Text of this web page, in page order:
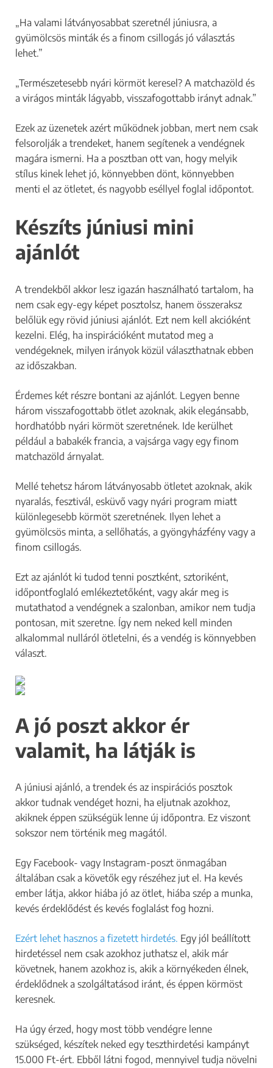
„Ha valami látványosabbat szeretnél júniusra, a
gyümölcsös minták és a finom csillogás jó választás
lehet.”
„Természetesebb nyári körmöt keresel? A matchazöld és
a virágos minták lágyabb, visszafogottabb irányt adnak.”
Ezek az üzenetek azért működnek jobban, mert nem csak
felsorolják a trendeket, hanem segítenek a vendégnek
magára ismerni. Ha a posztban ott van, hogy melyik
stílus kinek lehet jó, könnyebben dönt, könnyebben
menti el az ötletet, és nagyobb eséllyel foglal időpontot.
Készíts júniusi mini
ajánlót
A trendekből akkor lesz igazán használható tartalom, ha
nem csak egy-egy képet posztolsz, hanem összeraksz
belőlük egy rövid júniusi ajánlót. Ezt nem kell akcióként
kezelni. Elég, ha inspirációként mutatod meg a
vendégeknek, milyen irányok közül választhatnak ebben
az időszakban.
Érdemes két részre bontani az ajánlót. Legyen benne
három visszafogottabb ötlet azoknak, akik elegánsabb,
hordhatóbb nyári körmöt szeretnének. Ide kerülhet
például a babakék francia, a vajsárga vagy egy finom
matchazöld árnyalat.
Mellé tehetsz három látványosabb ötletet azoknak, akik
nyaralás, fesztivál, esküvő vagy nyári program miatt
különlegesebb körmöt szeretnének. Ilyen lehet a
gyümölcsös minta, a sellőhatás, a gyöngyházfény vagy a
finom csillogás.
Ezt az ajánlót ki tudod tenni posztként, sztoriként,
időpontfoglaló emlékeztetőként, vagy akár meg is
mutathatod a vendégnek a szalonban, amikor nem tudja
pontosan, mit szeretne. Így nem neked kell minden
alkalommal nulláról ötletelni, és a vendég is könnyebben
választ.
A jó poszt akkor ér
valamit, ha látják is
A júniusi ajánló, a trendek és az inspirációs posztok
akkor tudnak vendéget hozni, ha eljutnak azokhoz,
akiknek éppen szükségük lenne új időpontra. Ez viszont
sokszor nem történik meg magától.
Egy Facebook- vagy Instagram-poszt önmagában
általában csak a követők egy részéhez jut el. Ha kevés
ember látja, akkor hiába jó az ötlet, hiába szép a munka,
kevés érdeklődést és kevés foglalást fog hozni.
Ezért lehet hasznos a fizetett hirdetés. Egy jól beállított
hirdetéssel nem csak azokhoz juthatsz el, akik már
követnek, hanem azokhoz is, akik a környékeden élnek,
érdeklődnek a szolgáltatásod iránt, és éppen körmöst
keresnek.
Ha úgy érzed, hogy most több vendégre lenne
szükséged, készítek neked egy teszthirdetési kampányt
15.000 Ft-ért. Ebből látni fogod, mennyivel tudja növelni